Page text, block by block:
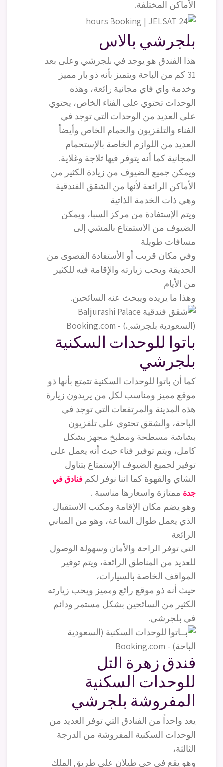
الأماكن المختلفة.
بلجرشي بالاس
هذا الفندق هو يوجد في بلجرشي وعلى بعد
31 كم من الباحة ويتميز بأنه ذو بار مميز
وخدمة واي فاي مجانية رائعة، وهذه
الوحدات تحتوي على الفناء الخاص، يحتوي
على العديد من الوحدات التي توجد في
الفناء والتلفزيون والحمام الخاص وأيضاً
العديد من اللوازم الخاصة بالإستحمام
المجانية كما أنه يتوفر فيها ثلاجة وغلاية.
ويمكن جميع الضيوف من زيادة الكثير من
الأماكن الرائعة لأنها من الشقق الفندقية
وهي ذات الخدمة الذاتية
ويتم الإستفادة من مركز السبا، ويمكن
الضيوف من الاستمتاع بالمشي إلى
مسافات طويلة
وفي مكان قريب أو الأستفادة القصوى من
الحديقة ويحب زيارته والإقامة فيه للكثير
من الأيام
وهذا ما يريده ويبحث عنه السائحين.
باتوا للوحدات السكنية
بلجرشي
كما أن باتوا للوحدات السكنية تتمتع بأنها ذو
موقع مميز ومناسب لكل من يريدون زيارة
هذه المدينة والمرتفعات التي توجد في
الباحة، والشقق تحتوي على تلفزيون
بشاشة مسطحة ومطبخ مجهز بشكل
كامل، ويتم توفير فناء حيث أنه يعمل على
توفير لجميع الضيوف الإستمتاع بتناول
الشاي والقهوة كما اننا نوفر لكم فنادق في
جدة ممتازة واسعارها مناسبة .
وهو يضم مكان الإقامة ومكتب الاستقبال
الذي يعمل طوال الساعة، وهو من المباني
الرائعة
التي توفر الراحة والأمان وسهولة الوصول
للعديد من المناطق الرائعة، ويتم توفير
المواقف الخاصة بالسيارات،
حيث أنه ذو موقع رائع ومميز ويحب زيارته
الكثير من السائحين بشكل مستمر ودائم
في بلجرشي.
فندق زهرة التل
للوحدات السكنية
المفروشة بلجرشي
يعد واحداً من الفنادق التي توفر العديد من
الوحدات السكنية المفروشة من الدرجة
الثالثة،
وهو يقع في حي طيلان على طريق الملك